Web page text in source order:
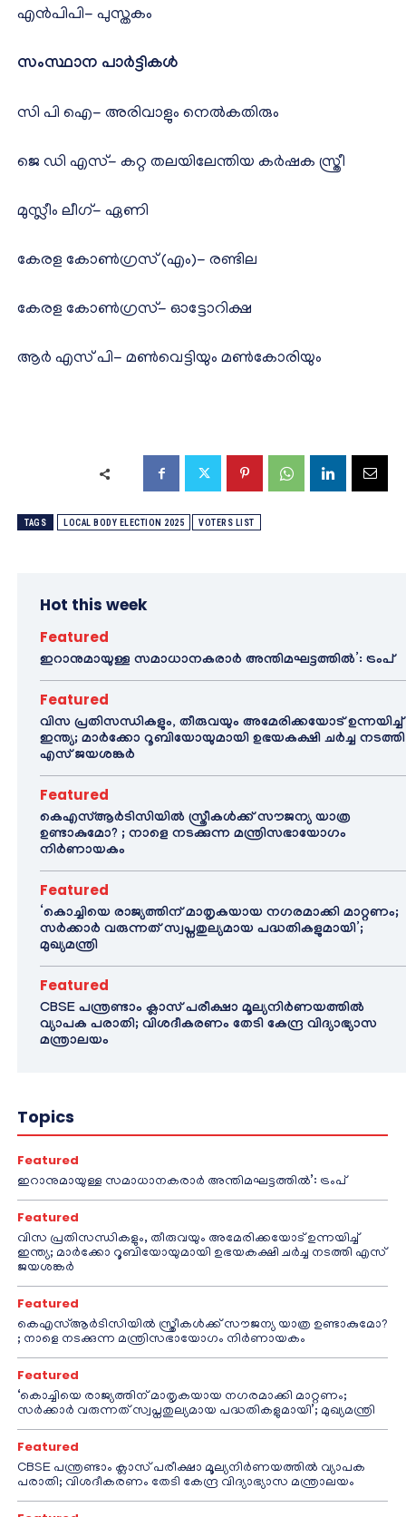
എൻപിപി- പുസ്തകം
സംസ്ഥാന പാർട്ടികൾ
സി പി ഐ- അരിവാളും നെൽകതിരും
ജെ ഡി എസ്- കറ്റ തലയിലേന്തിയ കർഷക സ്ത്രീ
മുസ്ലീം ലീഗ്- ഏണി
കേരള കോൺഗ്രസ് (എം)- രണ്ടില
കേരള കോൺഗ്രസ്- ഓട്ടോറിക്ഷ
ആർ എസ് പി- മൺവെട്ടിയും മൺകോരിയും
TAGS LOCAL BODY ELECTION 2025 VOTERS LIST
Hot this week
Featured
ഇറാനുമായുള്ള സമാധാനകരാർ അന്തിമഘട്ടത്തിൽ‌’: ട്രംപ്
Featured
വിസ പ്രതിസന്ധികളും, തീരുവയും അമേരിക്കയോട് ഉന്നയിച്ച്
ഇന്ത്യ; മാർക്കോ റൂബിയോയുമായി ഉഭയകക്ഷി ചർച്ച നടത്തി
എസ് ജയശങ്കർ
Featured
കെഎസ്ആർടിസിയിൽ സ്ത്രീകൾക്ക് സൗജന്യ യാത്ര
ഉണ്ടാകുമോ? ; നാളെ നടക്കുന്ന മന്ത്രിസഭായോഗം
നിർണായകം
Featured
‘കൊച്ചിയെ രാജ്യത്തിന് മാതൃകയായ നഗരമാക്കി മാറ്റണം;
സർക്കാർ വരുന്നത് സ്വപ്നതുല്യമായ പദ്ധതികളുമായി’;
മുഖ്യമന്ത്രി
Featured
CBSE പന്ത്രണ്ടാം ക്ലാസ് പരീക്ഷാ മൂല്യനിർണയത്തിൽ
വ്യാപക പരാതി; വിശദീകരണം തേടി കേന്ദ്ര വിദ്യാഭ്യാസ
മന്ത്രാലയം
Topics
Featured
ഇറാനുമായുള്ള സമാധാനകരാർ അന്തിമഘട്ടത്തിൽ‌’: ട്രംപ്
Featured
വിസ പ്രതിസന്ധികളും, തീരുവയും അമേരിക്കയോട് ഉന്നയിച്ച്
ഇന്ത്യ; മാർക്കോ റൂബിയോയുമായി ഉഭയകക്ഷി ചർച്ച നടത്തി എസ്
ജയശങ്കർ
Featured
കെഎസ്ആർടിസിയിൽ സ്ത്രീകൾക്ക് സൗജന്യ യാത്ര ഉണ്ടാകുമോ?
; നാളെ നടക്കുന്ന മന്ത്രിസഭായോഗം നിർണായകം
Featured
‘കൊച്ചിയെ രാജ്യത്തിന് മാതൃകയായ നഗരമാക്കി മാറ്റണം;
സർക്കാർ വരുന്നത് സ്വപ്നതുല്യമായ പദ്ധതികളുമായി’; മുഖ്യമന്ത്രി
Featured
CBSE പന്ത്രണ്ടാം ക്ലാസ് പരീക്ഷാ മൂല്യനിർണയത്തിൽ വ്യാപക
പരാതി; വിശദീകരണം തേടി കേന്ദ്ര വിദ്യാഭ്യാസ മന്ത്രാലയം